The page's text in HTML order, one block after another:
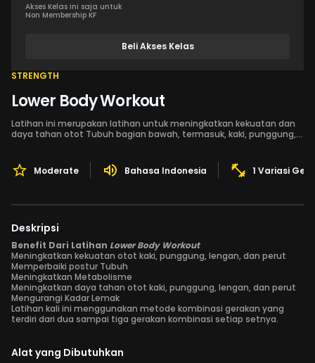
Akses Kelas ini saja untuk
Non Membership KF
Beli Akses Kelas
STRENGTH
Lower Body Workout
Latihan ini merupakan latihan untuk meningkatkan kekuatan dan
daya tahan otot Tubuh bagian bawah, termasuk, kaki, punggung,
Moderate Bahasa Indonesia 1 Variasi
Deskripsi
Benefit Dari Latihan Lower Body Workout
Meningkatkan kekuatan otot kaki, punggung, lengan, dan perut
Memperbaiki postur Tubuh
Meningkatkan Metabolisme
Meningkatkan daya tahan otot kaki, punggung, lengan, dan perut
Mengurangi Kadar Lemak
Latihan kali ini menggunakan metode kombinasi gerakan yang
terdiri dari dua sampai tiga gerakan kombinasi setiap setnya.
Alat yang Dibutuhkan